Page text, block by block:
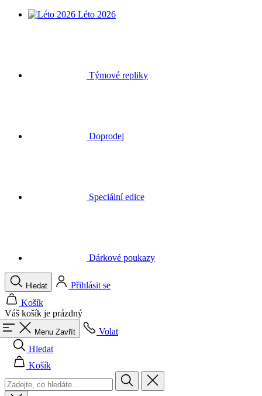
Léto 2026
Váš košík je prázdný
Menu Zavřít
Volat
Hledat
Košík
Muži
Vše v kategorii Muži